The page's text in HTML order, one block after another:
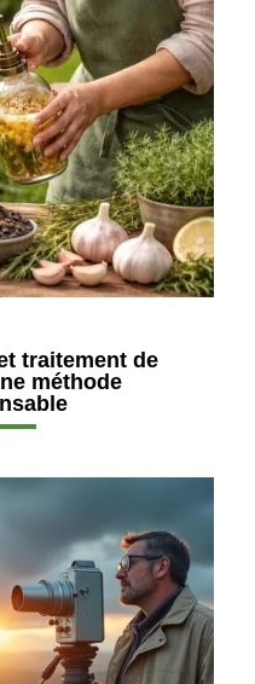
traitement de
méthode